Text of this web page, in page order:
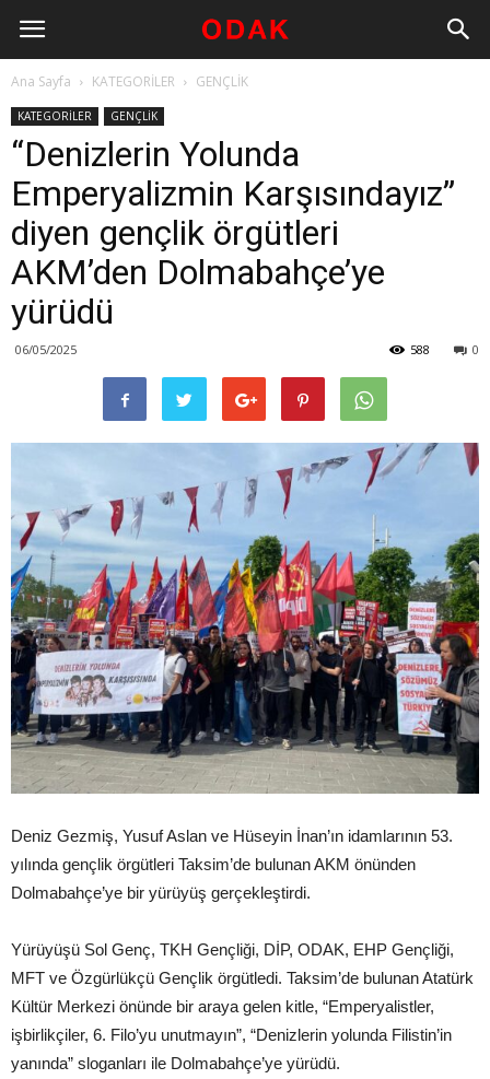
Ana Sayfa KATEGORİLER GENÇLİK
KATEGORİLER GENÇLİK
“Denizlerin Yolunda
Emperyalizmin Karşısındayız”
diyen gençlik örgütleri
AKM’den Dolmabahçe’ye
yürüdü
06/05/2025 0
588
Deniz Gezmiş, Yusuf Aslan ve Hüseyin İnan’ın idamlarının 53.
yılında gençlik örgütleri Taksim’de bulunan AKM önünden
Dolmabahçe’ye bir yürüyüş gerçekleştirdi.
Yürüyüşü Sol Genç, TKH Gençliği, DİP, ODAK, EHP Gençliği,
MFT ve Özgürlükçü Gençlik örgütledi. Taksim’de bulunan Atatürk
Kültür Merkezi önünde bir araya gelen kitle, “Emperyalistler,
işbirlikçiler, 6. Filo’yu unutmayın”, “Denizlerin yolunda Filistin’in
yanında” sloganları ile Dolmabahçe’ye yürüdü.